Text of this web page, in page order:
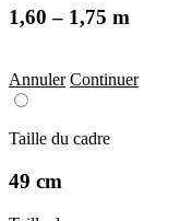
1,60 – 1,75 m
Annuler Continuer
Taille du cadre
49 cm